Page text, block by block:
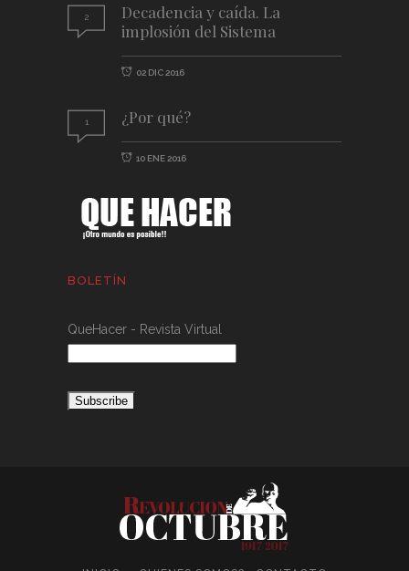
2
Decadencia y caída. La
implosión del Sistema
02 DIC 2016
1 ¿Por qué?
10 ENE 2016
BOLETÍN
QueHacer - Revista Virtual